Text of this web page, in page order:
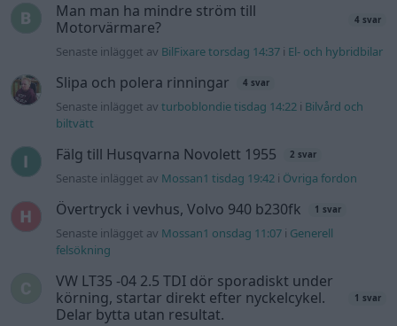
Man man ha mindre ström till
Motorvärmare?
4 svar
Senaste inlägget av BilFixare torsdag 14:37 i El- och hybridbilar
Slipa och polera rinningar 4 svar
Senaste inlägget avturboblondie tisdag 14:22 i Bilvård och
biltvätt
Fälg till Husqvarna Novolett 1955 2 svar
Senaste inlägget av Mossan1 tisdag 19:42 i Övriga fordon
Övertryck i vevhus, Volvo 940 b230fk 1 svar
Senaste inlägget av Mossan1 onsdag 11:07 i Generell
felsökning
VW LT35 -04 2.5 TDI dör sporadiskt under
körning, startar direkt efter nyckelcykel.
Delar bytta utan resultat.
1 svar